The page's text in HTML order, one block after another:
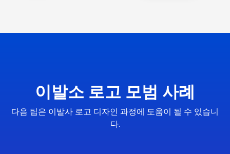
이발소 로고 모범 사례
다음 팁은 이발사 로고 디자인 과정에 도움이 될 수 있습니
다.